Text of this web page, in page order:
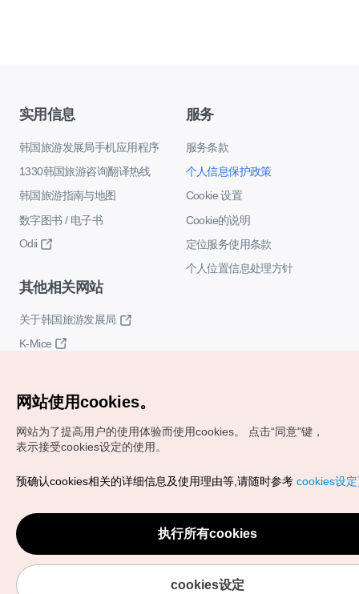
实用信息
韩国旅游发展局手机应用程序
1330韩国旅游咨询翻译热线
韩国旅游指南与地图
数字图书 / 电子书
Odii
服务
服务条款
个人信息保护政策
Cookie 设置
Cookie的说明
定位服务使用条款
个人位置信息处理方针
其他相关网站
关于韩国旅游发展局
K-Mice
Copyrights (c) 韩国旅游发展局版权所有
VISITKOREA官方邮箱
chnsim@knto.or.kr
网站使用cookies。
网站为了提高用户的使用体验而使用cookies。
点击“同意"键，
表示接受cookies设定的使用。
预确认cookies相关的详细信息及使用理由等,请随时参考 cookies设
执行所有cookies
cookies设定